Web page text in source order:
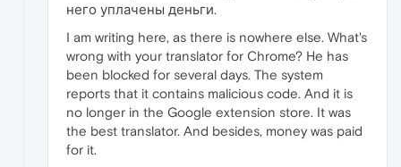
него уплачены деньги.
I am writing here, as there is nowhere else. What's
wrong with your translator for Chrome? He has
been blocked for several days. The system
reports that it contains malicious code. And it is
no longer in the Google extension store. It was
the best translator. And besides, money was paid
for it.